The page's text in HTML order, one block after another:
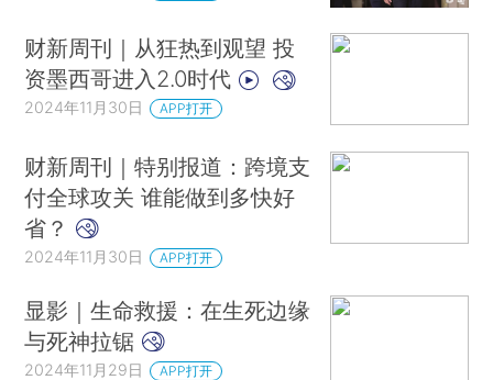
财新周刊｜从狂热到观望 投
资墨西哥进入2.0时代
2024年11月30日 APP打开
财新周刊｜特别报道：跨境支
付全球攻关 谁能做到多快好
省？
2024年11月30日 APP打开
显影｜生命救援：在生死边缘
与死神拉锯
2024年11月29日 APP打开